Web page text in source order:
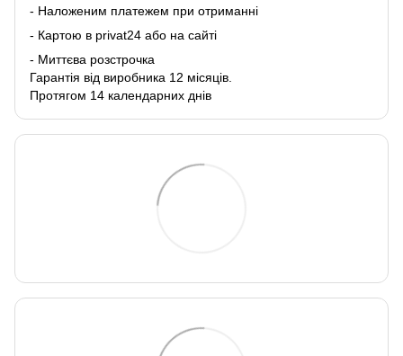
- Наложеним платежем при отриманні
- Картою в privat24 або на сайті
- Миттєва розстрочка
Гарантія від виробника 12 місяців.
Протягом 14 календарних днів